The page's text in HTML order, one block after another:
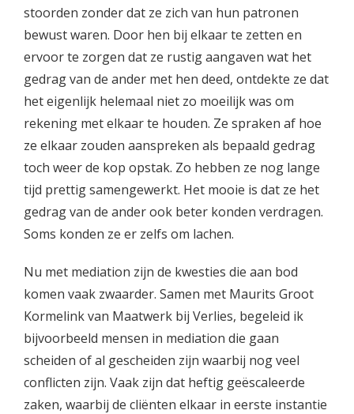
stoorden zonder dat ze zich van hun patronen
bewust waren. Door hen bij elkaar te zetten en
ervoor te zorgen dat ze rustig aangaven wat het
gedrag van de ander met hen deed, ontdekte ze dat
het eigenlijk helemaal niet zo moeilijk was om
rekening met elkaar te houden. Ze spraken af hoe
ze elkaar zouden aanspreken als bepaald gedrag
toch weer de kop opstak. Zo hebben ze nog lange
tijd prettig samengewerkt. Het mooie is dat ze het
gedrag van de ander ook beter konden verdragen.
Soms konden ze er zelfs om lachen.
Nu met mediation zijn de kwesties die aan bod
komen vaak zwaarder. Samen met Maurits Groot
Kormelink van Maatwerk bij Verlies, begeleid ik
bijvoorbeeld mensen in mediation die gaan
scheiden of al gescheiden zijn waarbij nog veel
conflicten zijn. Vaak zijn dat heftig geëscaleerde
zaken, waarbij de cliënten elkaar in eerste instantie